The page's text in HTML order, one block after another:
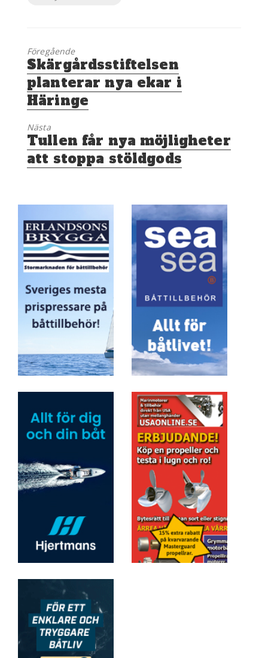
Föregående
Föregående
inlägg:
Skärgårdsstiftelsen
planterar nya ekar i
Häringe
Nästa
Nästa
inlägg:
Tullen får nya möjligheter
att stoppa stöldgods